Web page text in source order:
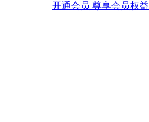
开通会员 尊享会员权益